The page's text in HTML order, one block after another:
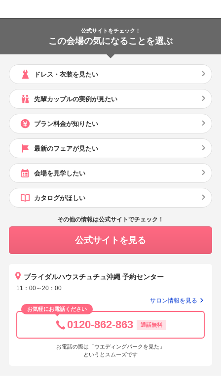
公式サイトをチェック！
この会場の気になることを選ぶ
ドレス・衣装を見たい
先輩カップルの実例が見たい
プラン料金が知りたい
最新のフェアが見たい
会場を見学したい
カタログがほしい
その他の情報は公式サイトでチェック！
公式サイトを見る
ブライダルハウスチュチュ沖縄 予約センター
11：00～20：00
サロン情報を見る
お気軽にお電話ください
0120-862-863 通話無料
お電話の際は「ウエディングパークを見た」
というとスムーズです